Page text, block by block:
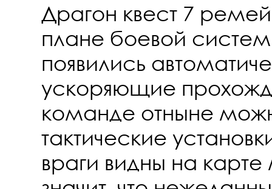
Драгон квест 7
плане боевой
появились
ускоряющие
команде отныне
тактические
враги видны на